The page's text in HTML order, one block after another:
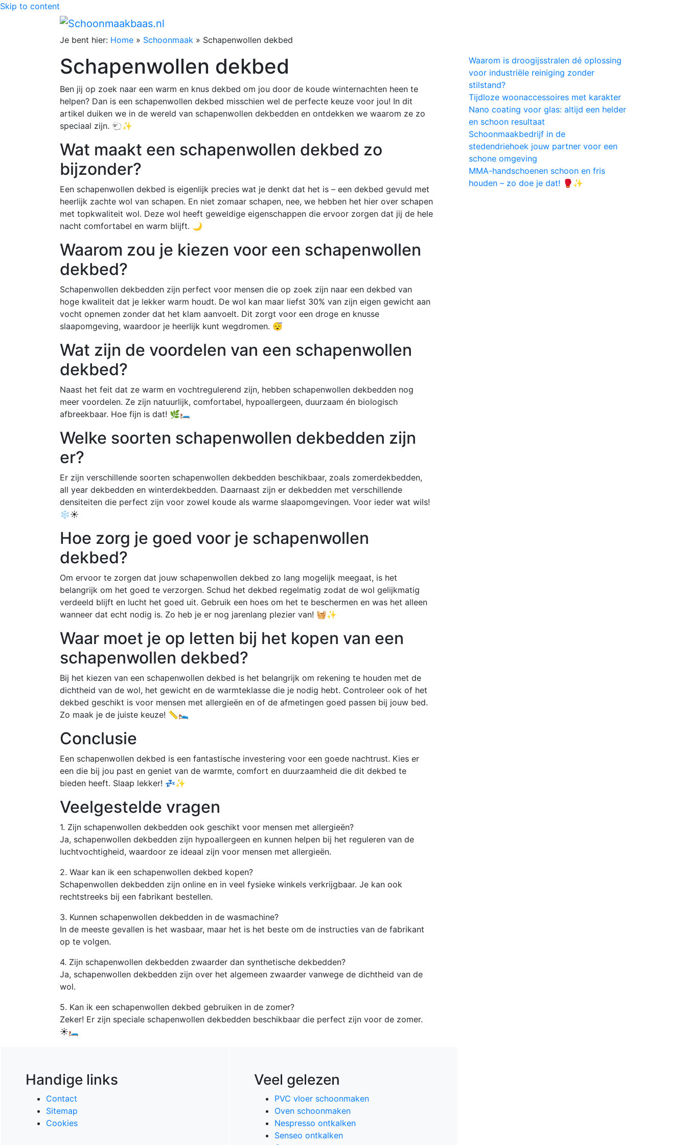
Skip to content
Je bent hier: Home » Schoonmaak » Schapenwollen dekbed
Schapenwollen dekbed
Ben jij op zoek naar een warm en knus dekbed om jou door de koude winternachten heen te
helpen? Dan is een schapenwollen dekbed misschien wel de perfecte keuze voor jou! In dit
artikel duiken we in de wereld van schapenwollen dekbedden en ontdekken we waarom ze zo
speciaal zijn. 🐑✨
Wat maakt een schapenwollen dekbed zo
bijzonder?
Een schapenwollen dekbed is eigenlijk precies wat je denkt dat het is – een dekbed gevuld met
heerlijk zachte wol van schapen. En niet zomaar schapen, nee, we hebben het hier over schapen
met topkwaliteit wol. Deze wol heeft geweldige eigenschappen die ervoor zorgen dat jij de hele
nacht comfortabel en warm blijft. 🌙
Waarom zou je kiezen voor een schapenwollen
dekbed?
Schapenwollen dekbedden zijn perfect voor mensen die op zoek zijn naar een dekbed van
hoge kwaliteit dat je lekker warm houdt. De wol kan maar liefst 30% van zijn eigen gewicht aan
vocht opnemen zonder dat het klam aanvoelt. Dit zorgt voor een droge en knusse
slaapomgeving, waardoor je heerlijk kunt wegdromen. 😴
Wat zijn de voordelen van een schapenwollen
dekbed?
Naast het feit dat ze warm en vochtregulerend zijn, hebben schapenwollen dekbedden nog
meer voordelen. Ze zijn natuurlijk, comfortabel, hypoallergeen, duurzaam én biologisch
afbreekbaar. Hoe fijn is dat! 🌿🛏️
Welke soorten schapenwollen dekbedden zijn
er?
Er zijn verschillende soorten schapenwollen dekbedden beschikbaar, zoals zomerdekbedden,
all year dekbedden en winterdekbedden. Daarnaast zijn er dekbedden met verschillende
densiteiten die perfect zijn voor zowel koude als warme slaapomgevingen. Voor ieder wat wils!
❄️☀️
Hoe zorg je goed voor je schapenwollen
dekbed?
Om ervoor te zorgen dat jouw schapenwollen dekbed zo lang mogelijk meegaat, is het
belangrijk om het goed te verzorgen. Schud het dekbed regelmatig zodat de wol gelijkmatig
verdeeld blijft en lucht het goed uit. Gebruik een hoes om het te beschermen en was het alleen
wanneer dat echt nodig is. Zo heb je er nog jarenlang plezier van! 🧺✨
Waar moet je op letten bij het kopen van een
schapenwollen dekbed?
Bij het kiezen van een schapenwollen dekbed is het belangrijk om rekening te houden met de
dichtheid van de wol, het gewicht en de warmteklasse die je nodig hebt. Controleer ook of het
dekbed geschikt is voor mensen met allergieën en of de afmetingen goed passen bij jouw bed.
Zo maak je de juiste keuze! 📏🛌
Conclusie
Een schapenwollen dekbed is een fantastische investering voor een goede nachtrust. Kies er
een die bij jou past en geniet van de warmte, comfort en duurzaamheid die dit dekbed te
bieden heeft. Slaap lekker! 💤✨
Veelgestelde vragen
1. Zijn schapenwollen dekbedden ook geschikt voor mensen met allergieën?
Ja, schapenwollen dekbedden zijn hypoallergeen en kunnen helpen bij het reguleren van de
luchtvochtigheid, waardoor ze ideaal zijn voor mensen met allergieën.
2. Waar kan ik een schapenwollen dekbed kopen?
Schapenwollen dekbedden zijn online en in veel fysieke winkels verkrijgbaar. Je kan ook
rechtstreeks bij een fabrikant bestellen.
3. Kunnen schapenwollen dekbedden in de wasmachine?
In de meeste gevallen is het wasbaar, maar het is het beste om de instructies van de fabrikant
op te volgen.
4. Zijn schapenwollen dekbedden zwaarder dan synthetische dekbedden?
Ja, schapenwollen dekbedden zijn over het algemeen zwaarder vanwege de dichtheid van de
wol.
5. Kan ik een schapenwollen dekbed gebruiken in de zomer?
Zeker! Er zijn speciale schapenwollen dekbedden beschikbaar die perfect zijn voor de zomer.
☀️🛏️
Waarom is droogijsstralen dé oplossing
voor industriële reiniging zonder
stilstand?
Tijdloze woonaccessoires met karakter
Nano coating voor glas: altijd een helder
en schoon resultaat
Schoonmaakbedrijf in de
stedendriehoek jouw partner voor een
schone omgeving
MMA-handschoenen schoon en fris
houden – zo doe je dat! 🥊✨
Handige links
Contact
Sitemap
Cookies
Veel gelezen
PVC vloer schoonmaken
Oven schoonmaken
Nespresso ontkalken
Senseo ontkalken